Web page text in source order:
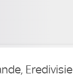
Eredivisie